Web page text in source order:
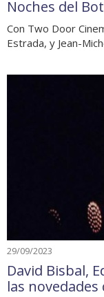
Noches del
Con Two Door
Estrada, y Jean-
29/09/2023
David Bisbal,
las novedades